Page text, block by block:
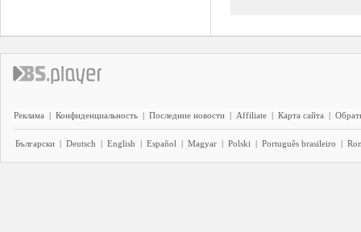
Реклама | Конфиденциальность | Последние новости | Affiliate | Карта сайта |
Български | Deutsch | English | Español | Magyar | Polski | Português brasileiro |